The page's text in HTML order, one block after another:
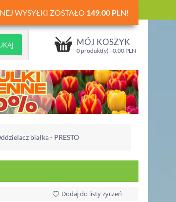
WYSYŁKI ZOSTAŁO 149.00 PLN!
MÓJ KOSZYK
0 produkt(y) -0.00 PLN
białka - PRESTO
Dodaj do listy życzeń